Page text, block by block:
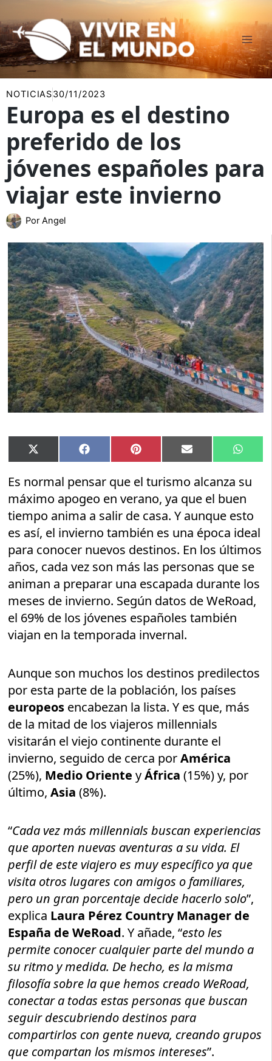
al
contenido
NOTICIAS30/11/2023
Europa es el destino
preferido de los
jóvenes españoles para
viajar este invierno
Por Angel
Compartir
en
X
(Twitter)
Compartir
en
Facebook Compartir
en
Pinterest Compartir
en
Email
en
Es normal pensar que el turismo alcanza su
máximo apogeo en verano, ya que el buen
tiempo anima a salir de casa. Y aunque esto
es así, el invierno también es una época ideal
para conocer nuevos destinos. En los últimos
años, cada vez son más las personas que se
animan a preparar una escapada durante los
meses de invierno. Según datos de WeRoad,
el 69% de los jóvenes españoles también
viajan en la temporada invernal.
Aunque son muchos los destinos predilectos
por esta parte de la población, los países
europeos encabezan la lista. Y es que, más
de la mitad de los viajeros millennials
visitarán el viejo continente durante el
invierno, seguido de cerca porAmérica
(25%), Medio OrienteyÁfrica (15%) y, por
último,Asia (8%).
“Cada vez más millennials buscan experiencias
que aporten nuevas aventuras a su vida. El
perfil de este viajero es muy específico ya que
visita otros lugares con amigos o familiares,
pero un gran porcentaje decide hacerlo solo”,
explica Laura Pérez Country Manager de
España de WeRoad. Y añade, “esto les
permite conocer cualquier parte del mundo a
su ritmo y medida. De hecho, es la misma
filosofía sobre la que hemos creado WeRoad,
conectar a todas estas personas que buscan
seguir descubriendo destinos para
compartirlos con gente nueva, creando grupos
que compartan los mismos intereses”.